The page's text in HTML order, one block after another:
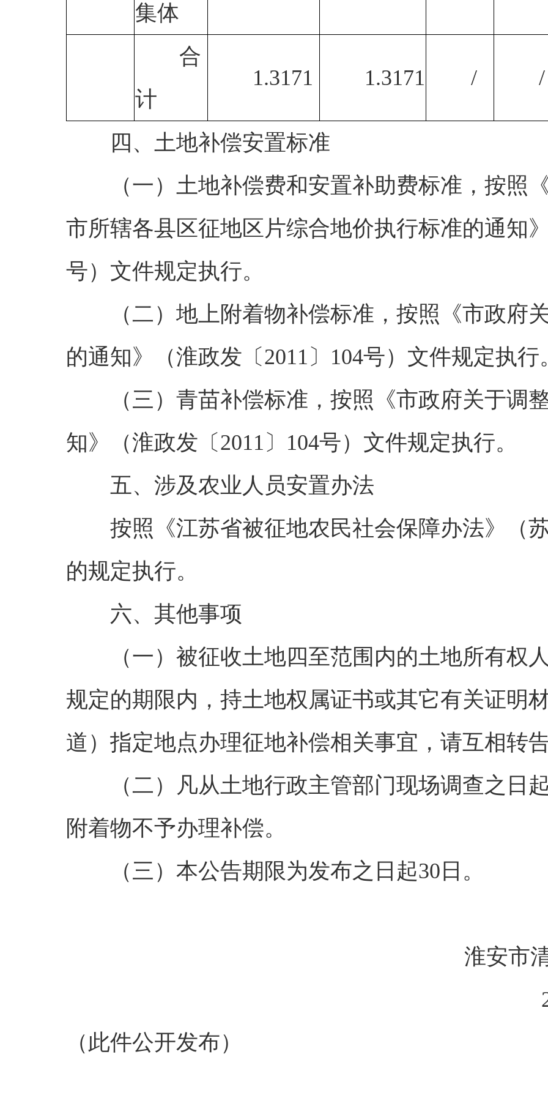
集体
合
计
1.3171 1.3171 / /
四、土地补偿安置标准
（一）土地补偿费和安置补助费标准，按照
市所辖各县区征地区片综合地价执行标准的通知
号）文件规定执行。
（二）地上附着物补偿标准，按照《市政府
的通知》（淮政发〔2011〕104号）文件规定执行
（三）青苗补偿标准，按照《市政府关于调
知》（淮政发〔2011〕104号）文件规定执行。
五、涉及农业人员安置办法
按照《江苏省被征地农民社会保障办法》（
的规定执行。
六、其他事项
（一）被征收土地四至范围内的土地所有权
规定的期限内，持土地权属证书或其它有关证明
道）指定地点办理征地补偿相关事宜，请互相转
（二）凡从土地行政主管部门现场调查之日
附着物不予办理补偿。
（三）本公告期限为发布之日起30日。
淮安
（此件公开发布）